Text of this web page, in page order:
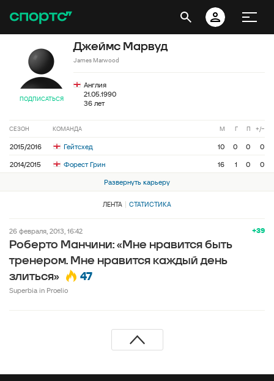
ПОДПИСАТЬСЯ
Джеймс Марвуд
James Marwood
Англия
21.05.1990
36 лет
СЕЗОН КОМАНДА М Г П +/−
2015/2016 Гейтсхед 10 0 0
0
2014/2015
Форест Грин 16 1 0
0
Развернуть карьеру
ЛЕНТА СТАТИСТИКА
+39
26 февраля, 2013, 16:42
Роберто Манчини: «Мне нравится быть
тренером. Мне нравится каждый день
злиться»
47
Superbia in Proelio